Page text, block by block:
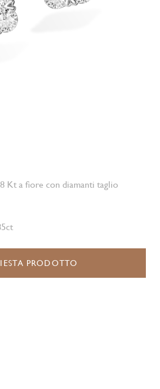
Kt a fiore con diamanti taglio
PRODOTTO